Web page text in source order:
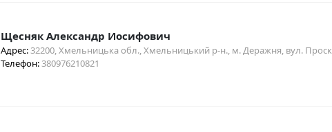
Щесняк Александр Иосифович
Адрес:32200, Хмельницька обл., Хмельницький р-н., м. Деражня, вул.
Телефон:380976210821